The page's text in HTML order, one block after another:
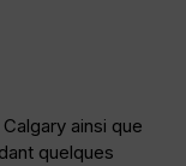
ainsi que
quelques